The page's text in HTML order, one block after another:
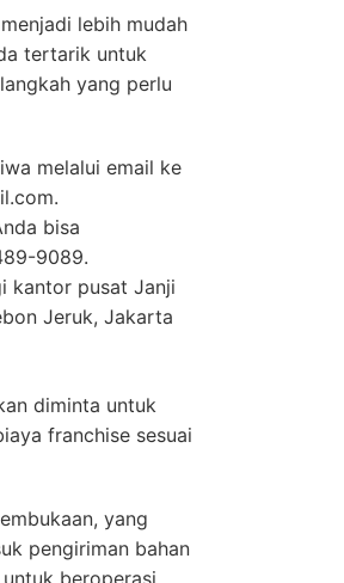
lebih mudah
tertarik untuk
yang perlu
melalui email ke
bisa
9089.
kantor pusat Janji
Jeruk, Jakarta
diminta untuk
franchise sesuai
yang
pengiriman bahan
beroperasi.